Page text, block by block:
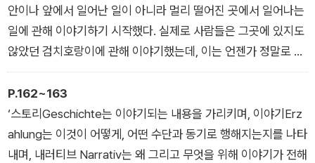
안이나 앞에서 일어난 일이 아니라 멀리 떨어진 곳에서 일어나는
일에 관해 이야기하기 시작했다. 실제로 사람들은 그곳에 있지도
않았던 검치호랑이에 관해 이야기했는데, 이는 언젠가 정말로 검
치호랑이를 마주칠 때를 대비하여 정신적으로 무장하기 위해서
였을 것이다.
바로 여기서 허구가 시작되었을까? 사냥꾼들의 이야기에 나오는
매머드가 그냥 큰 정도가 아니라 산만큼 거대했을까? 그리고 언
제부터인가 특히 인상적으로 이야기를 전하는 사람들이 부족에
P.162~163
‘스토리Geschichte는 이야기되는 내용을 가리키며, 이야기Erz
ahlung는 이것이 어떻게, 어떤 수단과 동기로 행해지는지를 나타
내며, 내러티브 Narrativ는 왜 그리고 무엇을 위해 이야기가 전해